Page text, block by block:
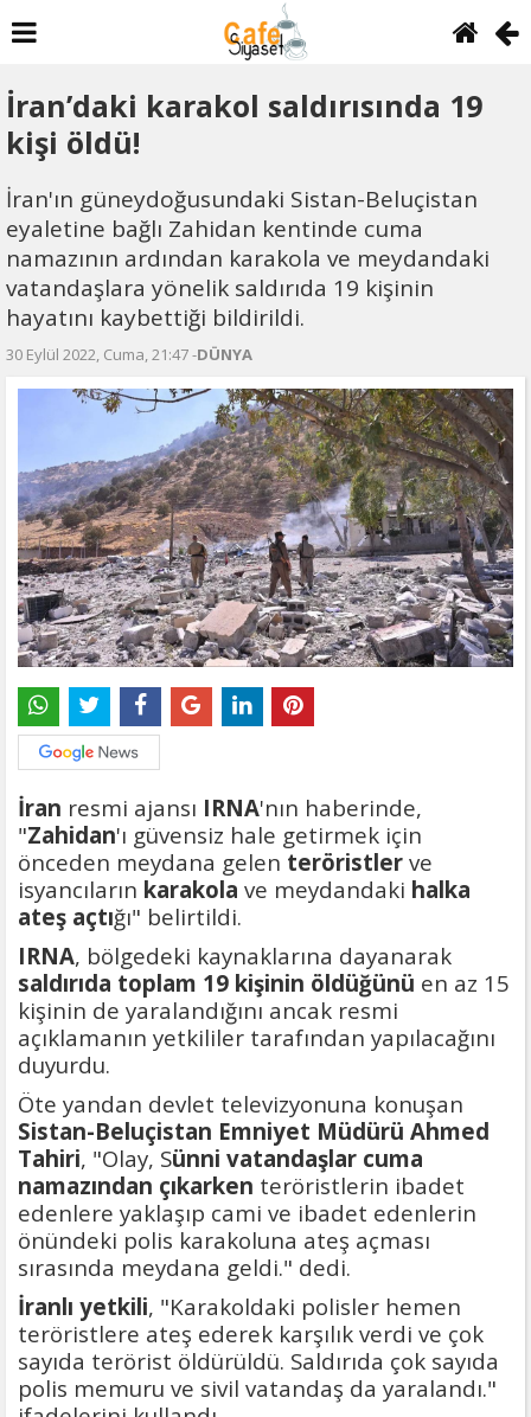
İran’daki karakol saldırısında 19
kişi öldü!
İran'ın güneydoğusundaki Sistan-Beluçistan
eyaletine bağlı Zahidan kentinde cuma
namazının ardından karakola ve meydandaki
vatandaşlara yönelik saldırıda 19 kişinin
hayatını kaybettiği bildirildi.
30 Eylül 2022, Cuma, 21:47 -DÜNYA
İran resmi ajansı IRNA'nın haberinde,
"Zahidan'ı güvensiz hale getirmek için
önceden meydana gelen teröristler ve
isyancıların karakola ve meydandaki halka
ateş açtığı" belirtildi.
IRNA, bölgedeki kaynaklarına dayanarak
saldırıda toplam 19 kişinin öldüğünü en az 15
kişinin de yaralandığını ancak resmi
açıklamanın yetkililer tarafından yapılacağını
duyurdu.
Öte yandan devlet televizyonuna konuşan
Sistan-Beluçistan Emniyet Müdürü Ahmed
Tahiri, "Olay, Sünni vatandaşlar cuma
namazından çıkarken teröristlerin ibadet
edenlere yaklaşıp cami ve ibadet edenlerin
önündeki polis karakoluna ateş açması
sırasında meydana geldi." dedi.
İranlı yetkili, "Karakoldaki polisler hemen
teröristlere ateş ederek karşılık verdi ve çok
sayıda terörist öldürüldü. Saldırıda çok sayıda
polis memuru ve sivil vatandaş da yaralandı."